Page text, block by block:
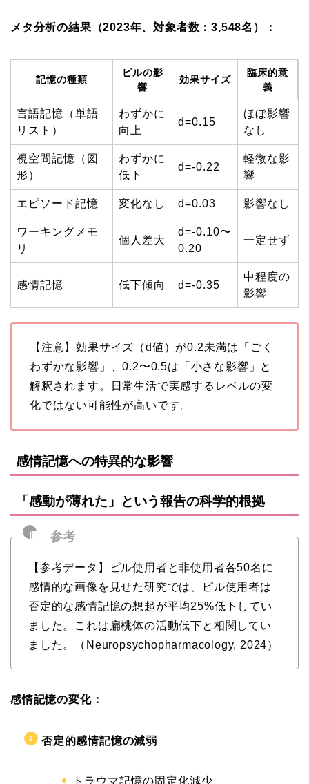
メタ分析の結果（2023年、対象者数：3,548名）：
記憶の種類
ピルの影
響
効果サイズ
臨床的意
義
言語記憶（単語
リスト）
わずかに
向上
d=0.15
ほぼ影響
なし
視空間記憶（図
形）
わずかに
低下
d=-0.22
軽微な影
響
エピソード記憶 変化なし d=0.03 影響なし
ワーキングメモ
リ
個人差大
d=-0.10〜
0.20
一定せず
感情記憶 低下傾向 d=-0.35
中程度の
影響
【注意】効果サイズ（d値）が0.2未満は「ごく
わずかな影響」、0.2〜0.5は「小さな影響」と
解釈されます。日常生活で実感するレベルの変
化ではない可能性が高いです。
感情記憶への特異的な影響
「感動が薄れた」という報告の科学的根拠
【参考データ】ピル使用者と非使用者各50名に
感情的な画像を見せた研究では、ピル使用者は
否定的な感情記憶の想起が平均25%低下してい
ました。これは扁桃体の活動低下と相関してい
ました。（Neuropsychopharmacology, 2024）
感情記憶の変化：
否定的感情記憶の減弱
トラウマ記憶の固定化減少